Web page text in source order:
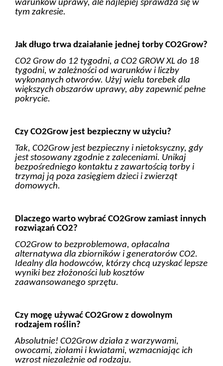
warunków uprawy, ale najlepiej sprawdza się w
tym zakresie.
Jak długo trwa dzaiałanie jednej torby CO2Grow?
CO2 Grow do 12 tygodni, a CO2 GROW XL do 18
tygodni, w zależności od warunków i liczby
wykonanych otworów. Użyj wielu torebek dla
większych obszarów uprawy, aby zapewnić pełne
pokrycie.
Czy CO2Grow jest bezpieczny w użyciu?
Tak, CO2Grow jest bezpieczny i nietoksyczny, gdy
jest stosowany zgodnie z zaleceniami. Unikaj
bezpośredniego kontaktu z zawartością torby i
trzymaj ją poza zasięgiem dzieci i zwierząt
domowych.
Dlaczego warto wybrać CO2Grow zamiast innych
rozwiązań CO2?
CO2Grow to bezproblemowa, opłacalna
alternatywa dla zbiorników i generatorów CO2.
Idealny dla hodowców, którzy chcą uzyskać lepsze
wyniki bez złożoności lub kosztów
zaawansowanego sprzętu.
Czy mogę używać CO2Grow z dowolnym
rodzajem roślin?
Absolutnie! CO2Grow działa z warzywami,
owocami, ziołami i kwiatami, wzmacniając ich
wzrost niezależnie od rodzaju.